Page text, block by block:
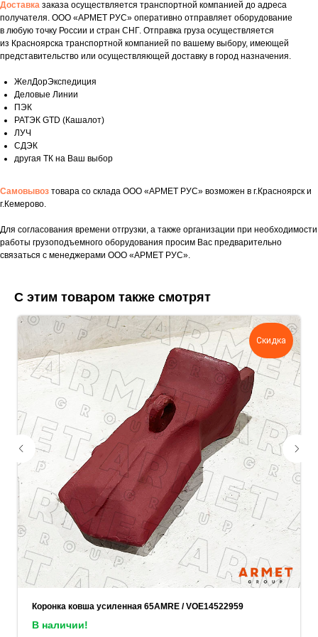
Доставка заказа осуществляется транспортной компанией до адреса
получателя. ООО «АРМЕТ РУС» оперативно отправляет оборудование
в любую точку России и стран СНГ. Отправка груза осуществляется
из Красноярска транспортной компанией по вашему выбору, имеющей
представительство или осуществляющей доставку в город назначения.
ЖелДорЭкспедиция
Деловые Линии
ПЭК
РАТЭК GTD (Кашалот)
ЛУЧ
СДЭК
другая ТК на Ваш выбор
Самовывоз товара со склада ООО «АРМЕТ РУС» возможен в г.Красноярск и
г.Кемерово.
Для согласования времени отгрузки, а также организации при необходимости
работы грузоподъемного оборудования просим Вас предварительно
связаться с менеджерами ООО «АРМЕТ РУС».
С этим товаром также смотрят
Скидка
Коронка ковша усиленная 65AMRE / VOE14522959
В наличии!
Укажите номер телефона и ваше имя.
Мы свяжемся с вами сегодня в рабочее
Если у вас есть документация, которая
задачу — прикрепите её в поле ниже.
Ваш телефон
Ваше имя
Прикрепите документацию (при наличии)
Add files